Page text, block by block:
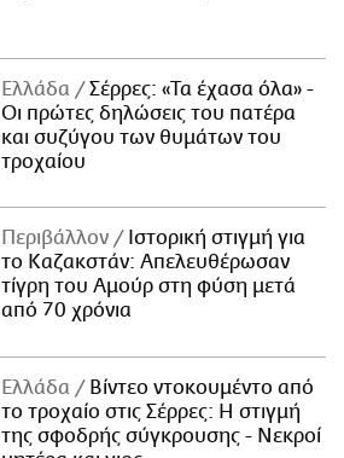
Ελλάδα
Σέρρες: «Τα έχασα όλα» -
Οι πρώτες δηλώσεις του πατέρα
και συζύγου των θυμάτων του
τροχαίου
Περιβάλλον
Ιστορική στιγμή για
το Καζακστάν: Απελευθέρωσαν
τίγρη του Αμούρ στη φύση μετά
από 70 χρόνια
Ελλάδα
Βίντεο ντοκουμέντο από
το τροχαίο στις Σέρρες: Η στιγμή
της σφοδρής σύγκρουσης - Νεκροί